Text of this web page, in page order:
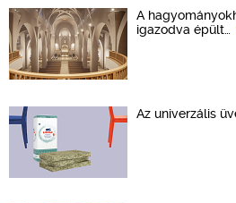
A
igazodva épült…
Az univerzális